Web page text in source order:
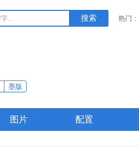
搜索 热门：
墨版
图片 配置